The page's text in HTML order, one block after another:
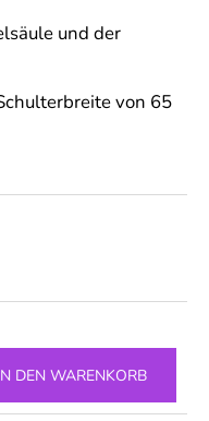
und der
von 65
DEN WARENKORB